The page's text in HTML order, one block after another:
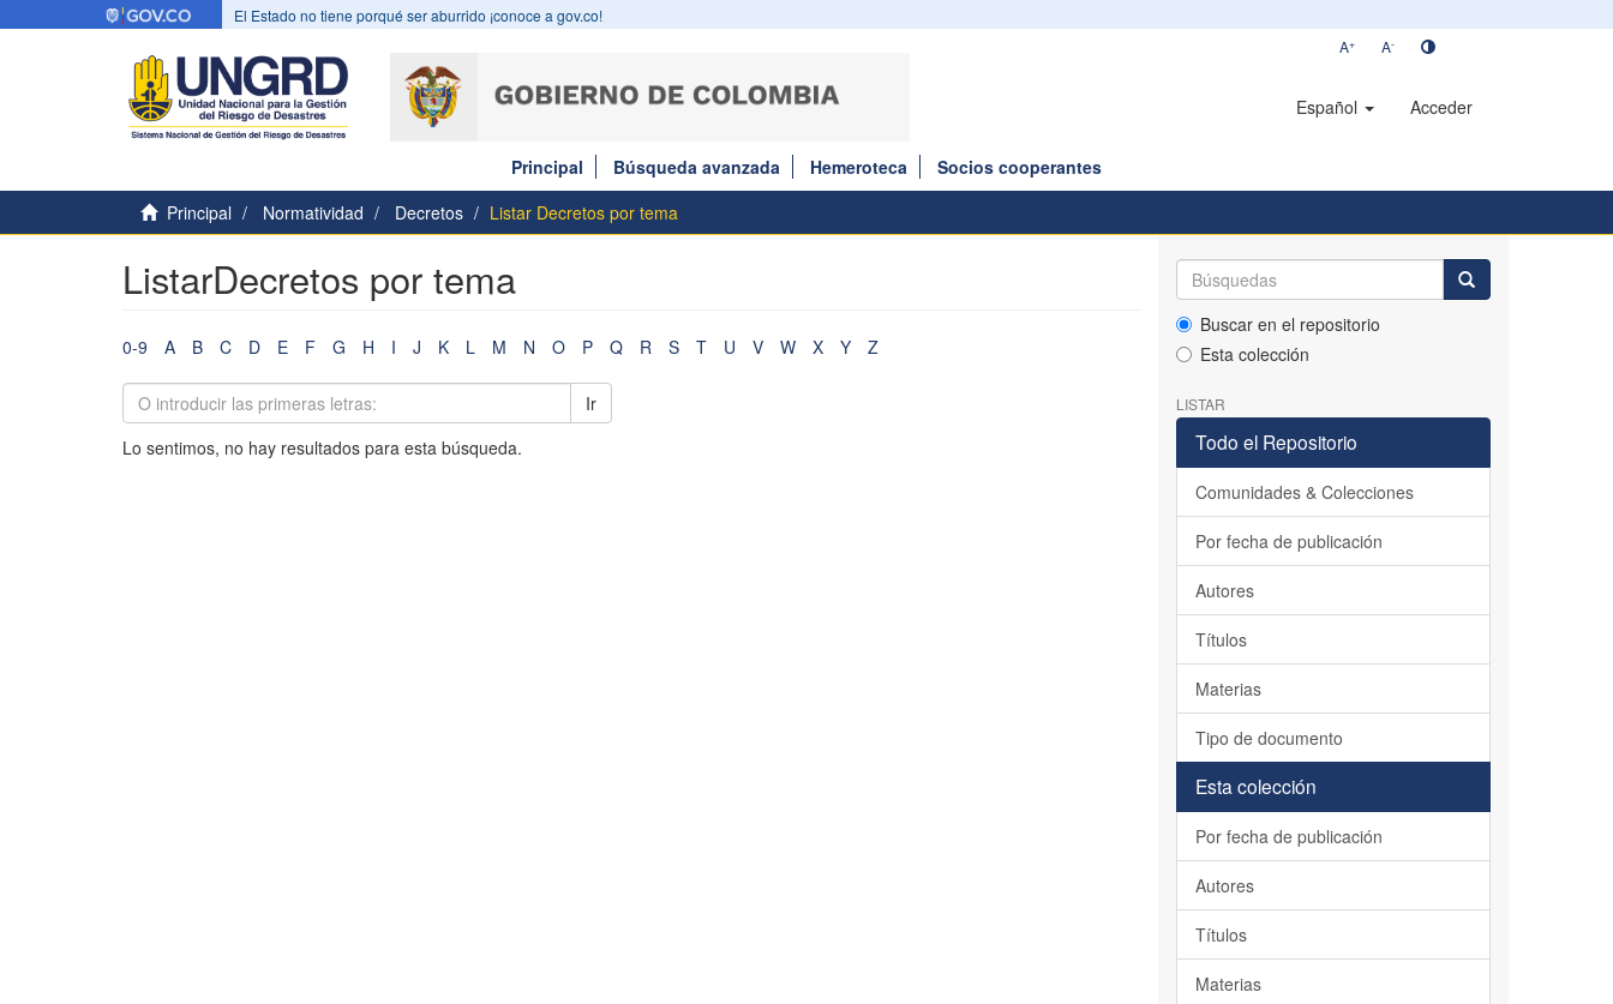
El Estado no tiene porqué ser aburrido ¡conoce a gov.co!
A+ A-
Español Acceder
Principal Búsqueda avanzada Hemeroteca
Socios cooperantes
Principal
Normatividad Decretos Listar Decretos por tema
ListarDecretos por tema
0-9 A B C D E F G H I J K L M N O P Q R S T U V W X Y Z
Ir
Lo sentimos, no hay resultados para esta búsqueda.
Buscar en el repositorio
Esta colección
LISTAR
Todo el Repositorio
Comunidades & Colecciones
Por fecha de publicación
Autores
Títulos
Materias
Tipo de documento
Esta colección
Por fecha de publicación
Autores
Títulos
Materias